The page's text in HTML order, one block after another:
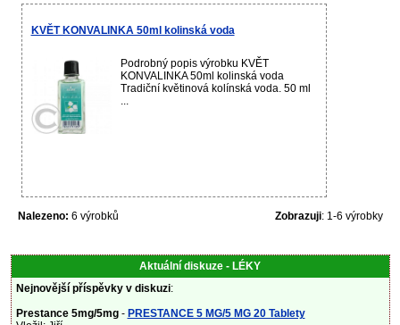
KVĚT KONVALINKA 50ml kolinská voda
Podrobný popis výrobku KVĚT
KONVALINKA 50ml kolinská voda
Tradiční květinová kolínská voda. 50 ml
...
Nalezeno: 6 výrobků Zobrazuji: 1-6 výrobky
Aktuální diskuze - LÉKY
Nejnovější příspěvky v diskuzi:
Prestance 5mg/5mg- PRESTANCE 5 MG/5 MG 20 Tablety